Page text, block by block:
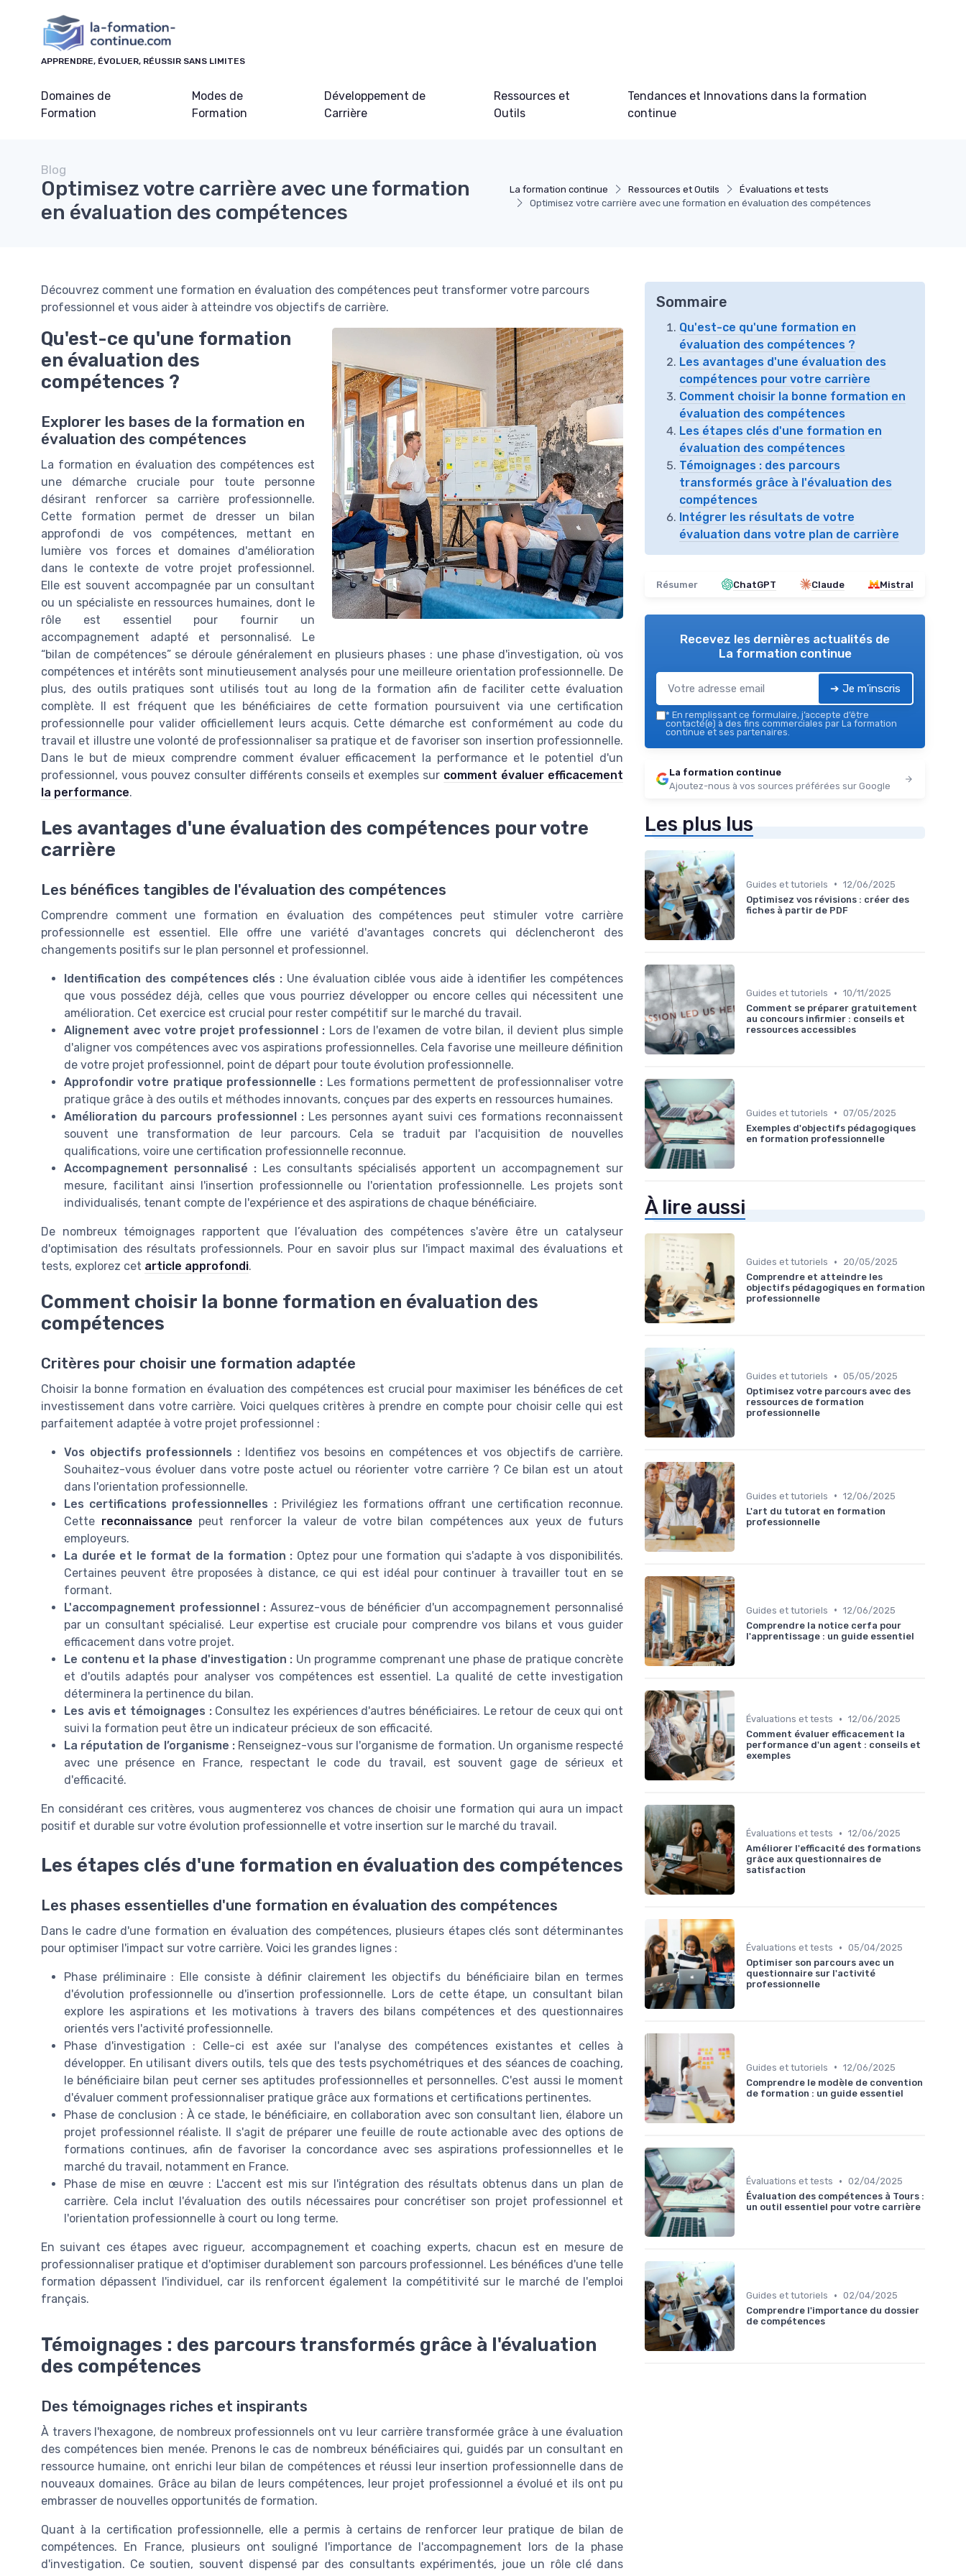
APPRENDRE, ÉVOLUER, RÉUSSIR SANS LIMITES
Domaines de
Formation
Modes de
Formation
Développement de
Carrière
Ressources et
Outils
Tendances et Innovations dans la formation
continue
La formation continue Ressources et Outils
Évaluations et tests
Optimisez votre carrière avec une formation en évaluation des compétences
Blog
Optimisez votre carrière avec une formation
en évaluation des compétences
Découvrez comment une formation en évaluation des compétences peut transformer votre parcours
professionnel et vous aider à atteindre vos objectifs de carrière.
Qu'est-ce qu'une formation
en évaluation des
compétences ?
Explorer les bases de la formation en
évaluation des compétences
La formation en évaluation des compétences est
une démarche cruciale pour toute personne
désirant renforcer sa carrière professionnelle.
Cette formation permet de dresser un bilan
approfondi de vos compétences, mettant en
lumière vos forces et domaines d'amélioration
dans le contexte de votre projet professionnel.
Elle est souvent accompagnée par un consultant
ou un spécialiste en ressources humaines, dont le
rôle est essentiel pour fournir un
accompagnement adapté et personnalisé. Le
“bilan de compétences” se déroule généralement en plusieurs phases : une phase d'investigation, où vos
compétences et intérêts sont minutieusement analysés pour une meilleure orientation professionnelle. De
plus, des outils pratiques sont utilisés tout au long de la formation afin de faciliter cette évaluation
complète. Il est fréquent que les bénéficiaires de cette formation poursuivent via une certification
professionnelle pour valider officiellement leurs acquis. Cette démarche est conformément au code du
travail et illustre une volonté de professionnaliser sa pratique et de favoriser son insertion professionnelle.
Dans le but de mieux comprendre comment évaluer efficacement la performance et le potentiel d'un
professionnel, vous pouvez consulter différents conseils et exemples sur comment évaluer efficacement
la performance.
Les avantages d'une évaluation des compétences pour votre
carrière
Les bénéfices tangibles de l'évaluation des compétences
Comprendre comment une formation en évaluation des compétences peut stimuler votre carrière
professionnelle est essentiel. Elle offre une variété d'avantages concrets qui déclencheront des
changements positifs sur le plan personnel et professionnel.
Identification des compétences clés : Une évaluation ciblée vous aide à identifier les compétences
que vous possédez déjà, celles que vous pourriez développer ou encore celles qui nécessitent une
amélioration. Cet exercice est crucial pour rester compétitif sur le marché du travail.
Alignement avec votre projet professionnel : Lors de l'examen de votre bilan, il devient plus simple
d'aligner vos compétences avec vos aspirations professionnelles. Cela favorise une meilleure définition
de votre projet professionnel, point de départ pour toute évolution professionnelle.
Approfondir votre pratique professionnelle : Les formations permettent de professionnaliser votre
pratique grâce à des outils et méthodes innovants, conçues par des experts en ressources humaines.
Amélioration du parcours professionnel :Les personnes ayant suivi ces formations reconnaissent
souvent une transformation de leur parcours. Cela se traduit par l'acquisition de nouvelles
qualifications, voire une certification professionnelle reconnue.
Accompagnement personnalisé : Les consultants spécialisés apportent un accompagnement sur
mesure, facilitant ainsi l'insertion professionnelle ou l'orientation professionnelle. Les projets sont
individualisés, tenant compte de l'expérience et des aspirations de chaque bénéficiaire.
De nombreux témoignages rapportent que l’évaluation des compétences s'avère être un catalyseur
d'optimisation des résultats professionnels. Pour en savoir plus sur l'impact maximal des évaluations et
tests, explorez cet article approfondi.
Comment choisir la bonne formation en évaluation des
compétences
Critères pour choisir une formation adaptée
Choisir la bonne formation en évaluation des compétences est crucial pour maximiser les bénéfices de cet
investissement dans votre carrière. Voici quelques critères à prendre en compte pour choisir celle qui est
parfaitement adaptée à votre projet professionnel :
Vos objectifs professionnels :
Identifiez vos besoins en compétences et vos objectifs de carrière.
Souhaitez-vous évoluer dans votre poste actuel ou réorienter votre carrière ? Ce bilan est un atout
dans l'orientation professionnelle.
Les certifications professionnelles : Privilégiez les formations offrant une certification reconnue.
Cette reconnaissance peut renforcer la valeur de votre bilan compétences aux yeux de futurs
employeurs.
La durée et le format de la formation : Optez pour une formation qui s'adapte à vos disponibilités.
Certaines peuvent être proposées à distance, ce qui est idéal pour continuer à travailler tout en se
formant.
L'accompagnement professionnel : Assurez-vous de bénéficier d'un accompagnement personnalisé
par un consultant spécialisé. Leur expertise est cruciale pour comprendre vos bilans et vous guider
efficacement dans votre projet.
Le contenu et la phase d'investigation : Un programme comprenant une phase de pratique concrète
et d'outils adaptés pour analyser vos compétences est essentiel. La qualité de cette investigation
déterminera la pertinence du bilan.
Les avis et témoignages : Consultez les expériences d'autres bénéficiaires. Le retour de ceux qui ont
suivi la formation peut être un indicateur précieux de son efficacité.
La réputation de l’organisme : Renseignez-vous sur l'organisme de formation. Un organisme respecté
avec une présence en France, respectant le code du travail, est souvent gage de sérieux et
d'efficacité.
En considérant ces critères, vous augmenterez vos chances de choisir une formation qui aura un impact
positif et durable sur votre évolution professionnelle et votre insertion sur le marché du travail.
Les étapes clés d'une formation en évaluation des compétences
Les phases essentielles d'une formation en évaluation des compétences
Dans le cadre d'une formation en évaluation des compétences, plusieurs étapes clés sont déterminantes
pour optimiser l'impact sur votre carrière. Voici les grandes lignes :
Phase préliminaire : Elle consiste à définir clairement les objectifs du bénéficiaire bilan en termes
d'évolution professionnelle ou d'insertion professionnelle. Lors de cette étape, un consultant bilan
explore les aspirations et les motivations à travers des bilans compétences et des questionnaires
orientés vers l'activité professionnelle.
Phase d'investigation : Celle-ci est axée sur l'analyse des compétences existantes et celles à
développer. En utilisant divers outils, tels que des tests psychométriques et des séances de coaching,
le bénéficiaire bilan peut cerner ses aptitudes professionnelles et personnelles. C'est aussi le moment
d'évaluer comment professionnaliser pratique grâce aux formations et certifications pertinentes.
Phase de conclusion : À ce stade, le bénéficiaire, en collaboration avec son consultant lien, élabore un
projet professionnel réaliste. Il s'agit de préparer une feuille de route actionable avec des options de
formations continues, afin de favoriser la concordance avec ses aspirations professionnelles et le
marché du travail, notamment en France.
Phase de mise en œuvre : L'accent est mis sur l'intégration des résultats obtenus dans un plan de
carrière. Cela inclut l'évaluation des outils nécessaires pour concrétiser son projet professionnel et
l'orientation professionnelle à court ou long terme.
En suivant ces étapes avec rigueur, accompagnement et coaching experts, chacun est en mesure de
professionnaliser pratique et d'optimiser durablement son parcours professionnel. Les bénéfices d'une telle
formation dépassent l'individuel, car ils renforcent également la compétitivité sur le marché de l'emploi
français.
Témoignages : des parcours transformés grâce à l'évaluation
des compétences
Des témoignages riches et inspirants
À travers l'hexagone, de nombreux professionnels ont vu leur carrière transformée grâce à une évaluation
des compétences bien menée. Prenons le cas de nombreux bénéficiaires qui, guidés par un consultant en
ressource humaine, ont enrichi leur bilan de compétences et réussi leur insertion professionnelle dans de
nouveaux domaines. Grâce au bilan de leurs compétences, leur projet professionnel a évolué et ils ont pu
embrasser de nouvelles opportunités de formation.
Quant à la certification professionnelle, elle a permis à certains de renforcer leur pratique de bilan de
compétences. En France, plusieurs ont souligné l'importance de l'accompagnement lors de la phase
d'investigation. Ce soutien, souvent dispensé par des consultants expérimentés, joue un rôle clé dans
Sommaire
Qu'est-ce qu'une formation en
évaluation des compétences ?
Les avantages d'une évaluation des
compétences pour votre carrière
Comment choisir la bonne formation en
évaluation des compétences
Les étapes clés d'une formation en
évaluation des compétences
Témoignages : des parcours
transformés grâce à l'évaluation des
compétences
Intégrer les résultats de votre
évaluation dans votre plan de carrière
Résumer ChatGPT Claude Mistral
Recevez les dernières actualités de
La formation continue
➔ Je m'inscris
* En remplissant ce formulaire, j’accepte d’être
contacté(e) à des fins commerciales par La formation
continue et ses partenaires.
La formation continue
Ajoutez-nous à vos sources préférées sur Google
Les plus lus
Guides et tutoriels • 12/06/2025
Optimisez vos révisions : créer des
fiches à partir de PDF
Guides et tutoriels • 10/11/2025
Comment se préparer gratuitement
au concours infirmier : conseils et
ressources accessibles
Guides et tutoriels • 07/05/2025
Exemples d'objectifs pédagogiques
en formation professionnelle
À lire aussi
Guides et tutoriels •
20/05/2025
Comprendre et atteindre les
objectifs pédagogiques en formation
professionnelle
Guides et tutoriels • 05/05/2025
Optimisez votre parcours avec des
ressources de formation
professionnelle
Guides et tutoriels • 12/06/2025
L'art du tutorat en formation
professionnelle
Guides et tutoriels • 12/06/2025
Comprendre la notice cerfa pour
l'apprentissage : un guide essentiel
Évaluations et tests • 12/06/2025
Comment évaluer efficacement la
performance d'un agent : conseils et
exemples
Évaluations et tests • 12/06/2025
Améliorer l'efficacité des formations
grâce aux questionnaires de
satisfaction
Évaluations et tests • 05/04/2025
Optimiser son parcours avec un
questionnaire sur l'activité
professionnelle
Guides et tutoriels • 12/06/2025
Comprendre le modèle de convention
de formation : un guide essentiel
Évaluations et tests • 02/04/2025
Évaluation des compétences à Tours :
un outil essentiel pour votre carrière
Guides et tutoriels • 02/04/2025
Comprendre l'importance du dossier
de compétences